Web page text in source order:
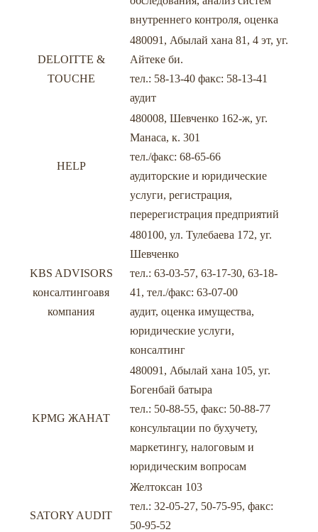
внутреннего контроля, оценка
DELOITTE &
TOUCHE
480091, Абылай хана 81, 4 эт, уг.
Айтеке би.
тел.: 58-13-40 факс: 58-13-41
аудит
HELP
480008, Шевченко 162-ж, уг.
Манаса, к. 301
тел./факс: 68-65-66
аудиторские и юридические
услуги, регистрация,
перерегистрация предприятий
KBS ADVISORS
консалтингоавя
компания
480100, ул. Тулебаева 172, уг.
Шевченко
тел.: 63-03-57, 63-17-30, 63-18-
41, тел./факс: 63-07-00
аудит, оценка имущества,
юридические услуги,
консалтинг
KPMG ЖАНАТ
480091, Абылай хана 105, уг.
Богенбай батыра
тел.: 50-88-55, факс: 50-88-77
консультации по бухучету,
маркетингу, налоговым и
юридическим вопросам
SATORY AUDIT
Желтоксан 103
тел.: 32-05-27, 50-75-95, факс:
50-95-52